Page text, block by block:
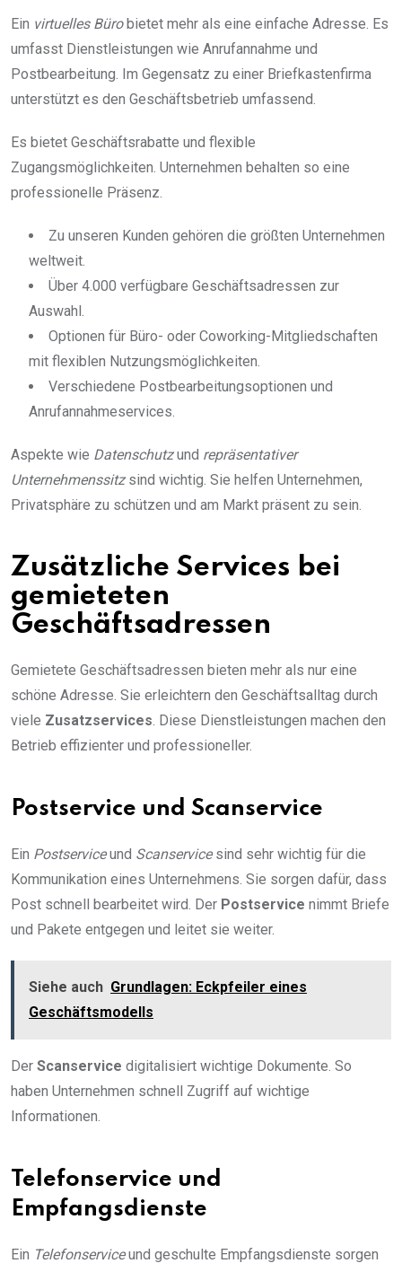
Ein virtuelles Bürobietet mehr als eine einfache Adresse. Es
umfasst Dienstleistungen wie Anrufannahme und
Postbearbeitung. Im Gegensatz zu einer Briefkastenfirma
unterstützt es den Geschäftsbetrieb umfassend.
Es bietet Geschäftsrabatte und flexible
Zugangsmöglichkeiten. Unternehmen behalten so eine
professionelle Präsenz.
Zu unseren Kunden gehören die größten Unternehmen
weltweit.
Über 4.000 verfügbare Geschäftsadressen zur
Auswahl.
Optionen für Büro- oder Coworking-Mitgliedschaften
mit flexiblen Nutzungsmöglichkeiten.
Verschiedene Postbearbeitungsoptionen und
Anrufannahmeservices.
Aspekte wie Datenschutzund repräsentativer
Unternehmenssitzsind wichtig. Sie helfen Unternehmen,
Privatsphäre zu schützen und am Markt präsent zu sein.
Zusätzliche Services bei
gemieteten
Geschäftsadressen
Gemietete Geschäftsadressen bieten mehr als nur eine
schöne Adresse. Sie erleichtern den Geschäftsalltag durch
viele Zusatzservices . Diese Dienstleistungen machen den
Betrieb effizienter und professioneller.
Postservice und Scanservice
Ein Postserviceund Scanservicesind sehr wichtig für die
Kommunikation eines Unternehmens. Sie sorgen dafür, dass
Post schnell bearbeitet wird. Der Postservice nimmt Briefe
und Pakete entgegen und leitet sie weiter.
Siehe auch Grundlagen: Eckpfeiler eines
Geschäftsmodells
Der Scanservice digitalisiert wichtige Dokumente. So
haben Unternehmen schnell Zugriff auf wichtige
Informationen.
Telefonservice und
Empfangsdienste
Ein Telefonserviceund geschulte Empfangsdienste sorgen